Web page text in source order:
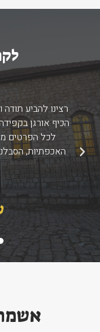
רצינו להביע
הכיף אורגן
לכל הפרטים
האכפתיות,הקודם